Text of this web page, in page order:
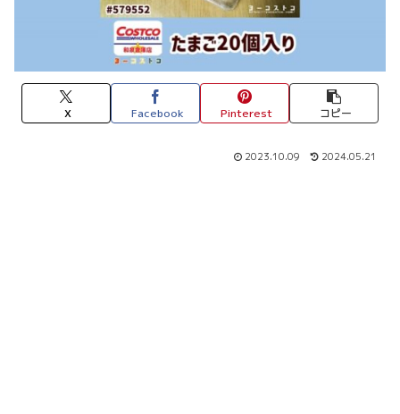
X Facebook Pinterest コピー
2023.10.09 2024.05.21